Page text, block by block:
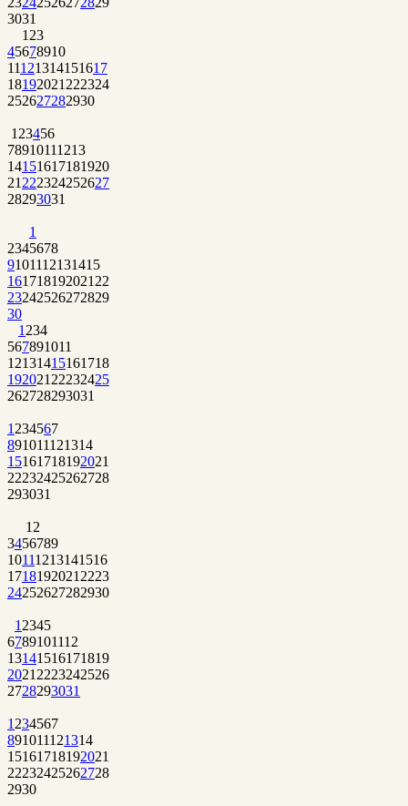
3031
1 23
45678910
11121314151617
18192021 222324
252627282930
1 23456
78910111213
14151617181920
21 222324252627
28293031
1
2345678
9101112131415
161718192021 22
23242526272829
30
1 234
567891011
12131415161718
192021 22232425
262728293031
1 234567
891011121314
15161718192021
22232425262728
293031
1 2
3456789
10111213141516
1718192021 2223
24252627282930
1 2345
6789101112
13141516171819
2021 2223242526
2728293031
1 234567
891011121314
15161718192021
22232425262728
2930